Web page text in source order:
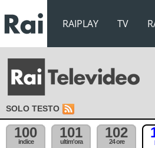
RAIPLAY TV
SOLO TESTO
100
indice
101
ultim'ora
102
24 ore